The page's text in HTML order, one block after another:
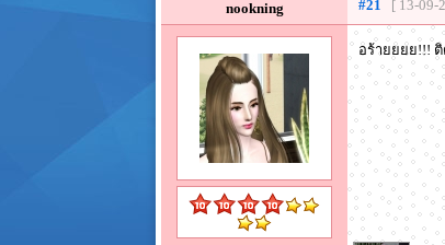
nookning #21 [ 13-09-
อร้ายยยย!!!